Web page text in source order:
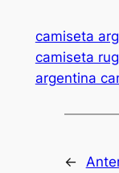
camiseta
camiseta
argentina
←